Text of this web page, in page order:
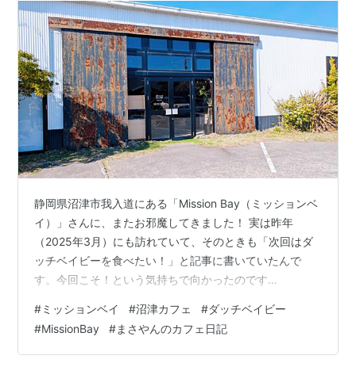
静岡県沼津市我入道にある「Mission Bay（ミッションベ
イ）」さんに、またお邪魔してきました！ 実は昨年
（2025年3月）にも訪れていて、そのときも「次回はダ
ッチベイビーを食べたい！」と記事に書いていたんで
す。今回こそ！という気持ちで向かったのです
抜群な入口 前回の記事はこちら👇
cafe.masayan312.com ミッションベイさんってどんな
お店？ 久々の再訪！店内の雰囲気は相変わらず最高でし
#ミッションベイ #沼津カフェ #ダッチベイビー
#MissionBay #まさやんのカフェ日記